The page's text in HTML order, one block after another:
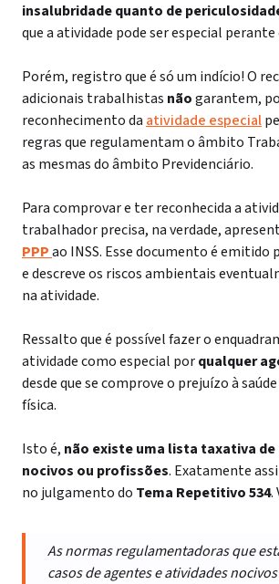
insalubridade quanto de
que a atividade pode ser especial perante
Porém, registro que é só um indício! O
adicionais trabalhistas nãogarantem,
reconhecimento da atividade especial
regras que regulamentam o âmbito
as mesmas do âmbito Previdenciário.
Para comprovar e ter reconhecida a
trabalhador precisa, na verdade,
PPPao INSS. Esse documento é emitido
e descreve os riscos ambientais
na atividade.
Ressalto que é possível fazer o
atividade como especial porqualquer
desde que se comprove o prejuízo à
física.
Isto é, não existe uma lista taxativa de
nocivos ou profissões. Exatamente
no julgamento do Tema Repetitivo 534.
As normas regulamentadoras que
casos de agentes e atividades